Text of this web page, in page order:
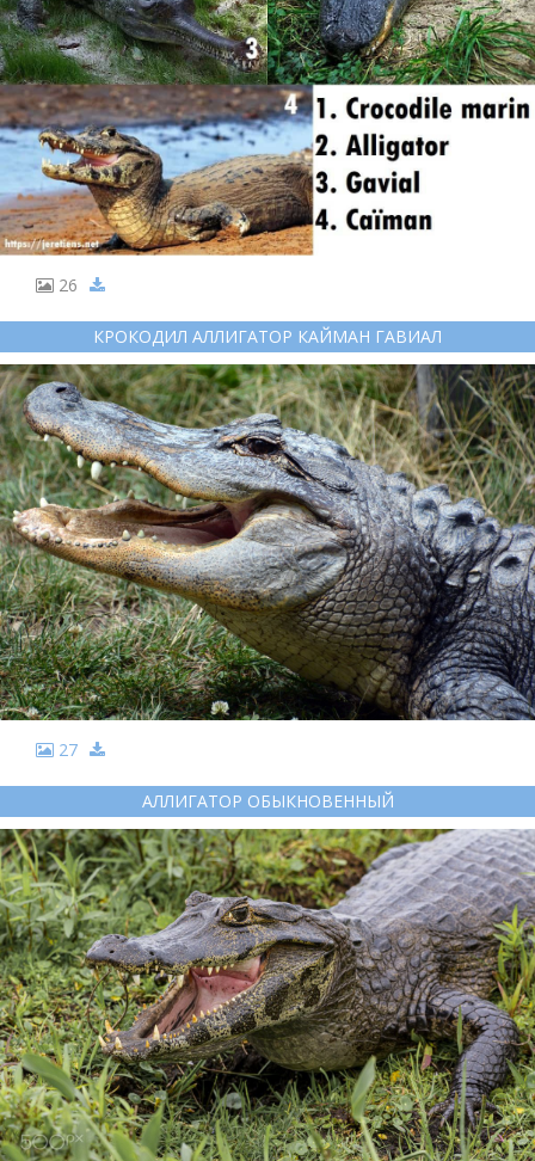
26
КРОКОДИЛ АЛЛИГАТОР КАЙМАН ГАВИАЛ
27
АЛЛИГАТОР ОБЫКНОВЕННЫЙ